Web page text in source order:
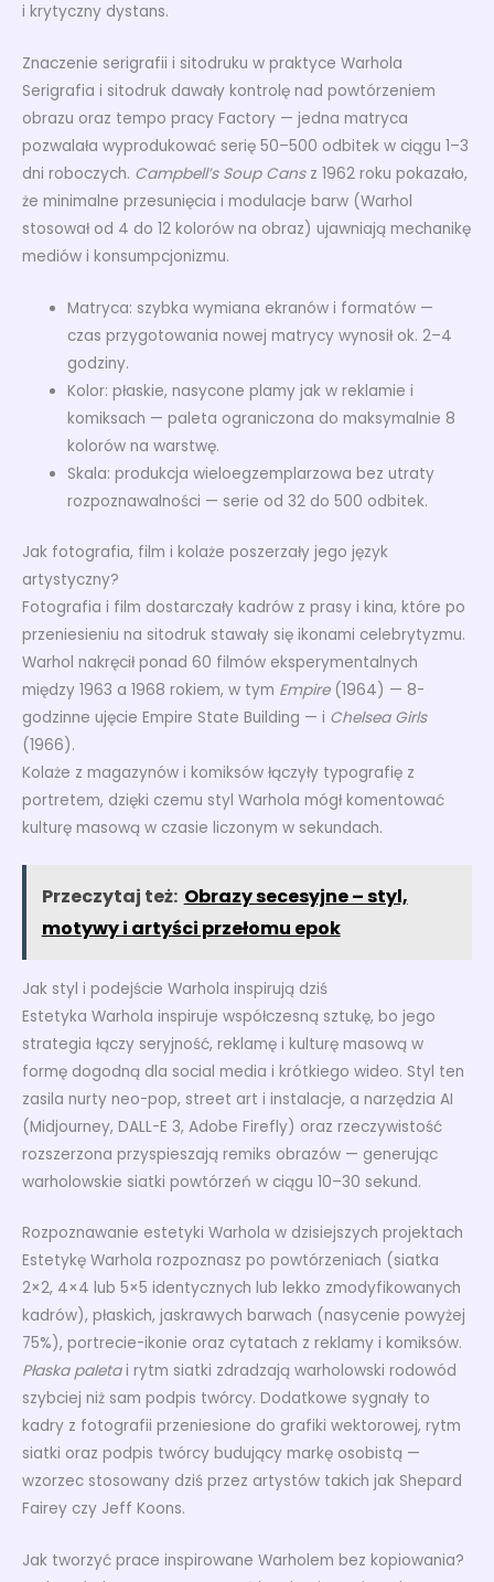
i krytyczny dystans.
Znaczenie serigrafii i sitodruku w praktyce Warhola
Serigrafia i sitodruk dawały kontrolę nad powtórzeniem
obrazu oraz tempo pracy Factory — jedna matryca
pozwalała wyprodukować serię 50–500 odbitek w ciągu 1–3
dni roboczych. Campbell’s Soup Cansz 1962 roku pokazało,
że minimalne przesunięcia i modulacje barw (Warhol
stosował od 4 do 12 kolorów na obraz) ujawniają mechanikę
mediów i konsumpcjonizmu.
Matryca: szybka wymiana ekranów i formatów —
czas przygotowania nowej matrycy wynosił ok. 2–4
godziny.
Kolor: płaskie, nasycone plamy jak w reklamie i
komiksach — paleta ograniczona do maksymalnie 8
kolorów na warstwę.
Skala: produkcja wieloegzemplarzowa bez utraty
rozpoznawalności — serie od 32 do 500 odbitek.
Jak fotografia, film i kolaże poszerzały jego język
artystyczny?
Fotografia i film dostarczały kadrów z prasy i kina, które po
przeniesieniu na sitodruk stawały się ikonami celebrytyzmu.
Warhol nakręcił ponad 60 filmów eksperymentalnych
między 1963 a 1968 rokiem, w tym Empire(1964) — 8-
godzinne ujęcie Empire State Building — i Chelsea Girls
(1966).
Kolaże z magazynów i komiksów łączyły typografię z
portretem, dzięki czemu styl Warhola mógł komentować
kulturę masową w czasie liczonym w sekundach.
Przeczytaj też: Obrazy secesyjne – styl,
motywy i artyści przełomu epok
Jak styl i podejście Warhola inspirują dziś
Estetyka Warhola inspiruje współczesną sztukę, bo jego
strategia łączy seryjność, reklamę i kulturę masową w
formę dogodną dla social media i krótkiego wideo. Styl ten
zasila nurty neo-pop, street art i instalacje, a narzędzia AI
(Midjourney, DALL-E 3, Adobe Firefly) oraz rzeczywistość
rozszerzona przyspieszają remiks obrazów — generując
warholowskie siatki powtórzeń w ciągu 10–30 sekund.
Rozpoznawanie estetyki Warhola w dzisiejszych projektach
Estetykę Warhola rozpoznasz po powtórzeniach (siatka
2×2, 4×4 lub 5×5 identycznych lub lekko zmodyfikowanych
kadrów), płaskich, jaskrawych barwach (nasycenie powyżej
75%), portrecie-ikonie oraz cytatach z reklamy i komiksów.
Płaska paletai rytm siatki zdradzają warholowski rodowód
szybciej niż sam podpis twórcy. Dodatkowe sygnały to
kadry z fotografii przeniesione do grafiki wektorowej, rytm
siatki oraz podpis twórcy budujący markę osobistą —
wzorzec stosowany dziś przez artystów takich jak Shepard
Fairey czy Jeff Koons.
Jak tworzyć prace inspirowane Warholem bez kopiowania?